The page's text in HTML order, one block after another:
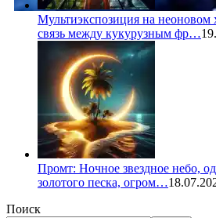
Мультиэкспозиция на неоновом
связь между кукурузным фр…
Промт: Ночное звездное небо,
золотого песка, огром…
Поиск